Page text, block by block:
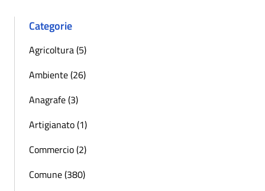
Categorie
Agricoltura (5)
Ambiente (26)
Anagrafe (3)
Artigianato (1)
Commercio (2)
Comune (380)